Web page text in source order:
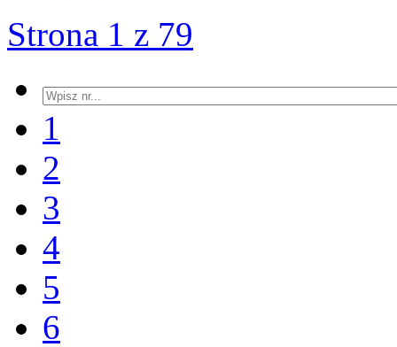
Strona 1 z 79
1
2
3
4
5
6